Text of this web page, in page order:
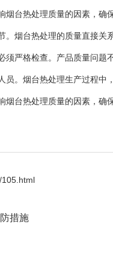
烟台热处理质量的因素，
。烟台热处理的质量直接
须严格检查。产品质量问
员。烟台热处理生产过程
台热处理质量的因素，确
105.html
措施